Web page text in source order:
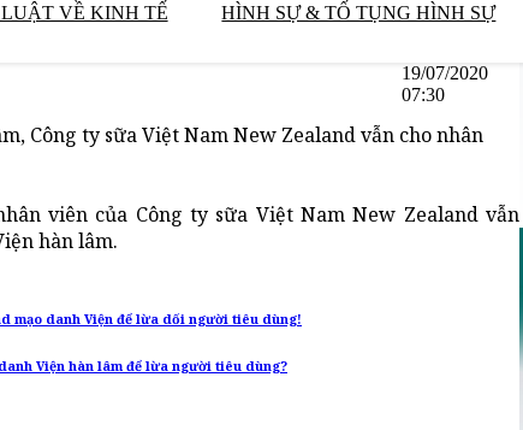
LUẬT VỀ KINH TẾ HÌNH SỰ & TỐ TỤNG HÌNH SỰ
19/07/2020
07:30
Công ty sữa Việt Nam New Zealand vẫn cho nhân
viên của Công ty sữa Việt Nam New Zealand vẫn
hàn lâm.
mạo danh Viện để lừa dối người tiêu dùng!
Viện hàn lâm để lừa người tiêu dùng?